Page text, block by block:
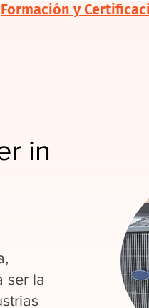
in
ser la
Formación y